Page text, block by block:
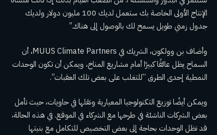
الإنتاج الأولى الخاصة بك ستعمل لديك 100 مليون دولار ولديك
جدول زمني طويل يسمح لك بالوصول إلى هناك.”
وأضاف بن وولكون، الشريك في MUUS Climate Partners، أن
السماح يظل عائقًا كبيرًا أمام مشاريع المناخ، ويمكن أن تكون الوحدات
النمطية إحدى الطرق “للتغلب على بعض تلك العقبات”.
ويمكن أيضًا توزيع التكنولوجيا المعيارية ونقلها في حاويات، حيث تأمل
بعض الشركات الناشئة في طرحها مع الشركاء في الموقع. في هذه الحالة،
قد تظل الوحدات بحاجة إلى بعض التخصيص للتكامل مع بنيتها